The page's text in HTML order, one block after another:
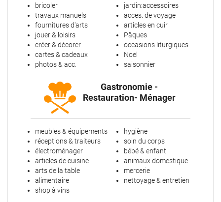
bricoler
travaux manuels
fournitures d'arts
jouer & loisirs
créer & décorer
cartes & cadeaux
photos & acc.
jardin:accessoires
acces. de voyage
articles en cuir
Pâques
occasions liturgiques
Noel
saisonnier
Gastronomie -
Restauration- Ménager
meubles & équipements
réceptions & traiteurs
électroménager
articles de cuisine
arts de la table
alimentaire
shop à vins
hygiène
soin du corps
bébé & enfant
animaux domestique
mercerie
nettoyage & entretien